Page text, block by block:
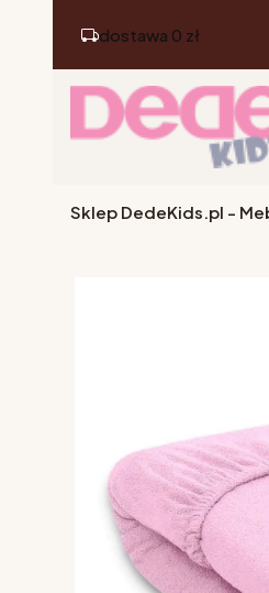
dostawa 0 zł
Sklep DedeKids.pl -